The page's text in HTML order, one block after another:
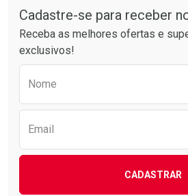
Por R$ 37,25/cada
Cadastre-se para receber
Receba as melhores ofertas e
exclusivos!
Nome
Email
CADASTRAR